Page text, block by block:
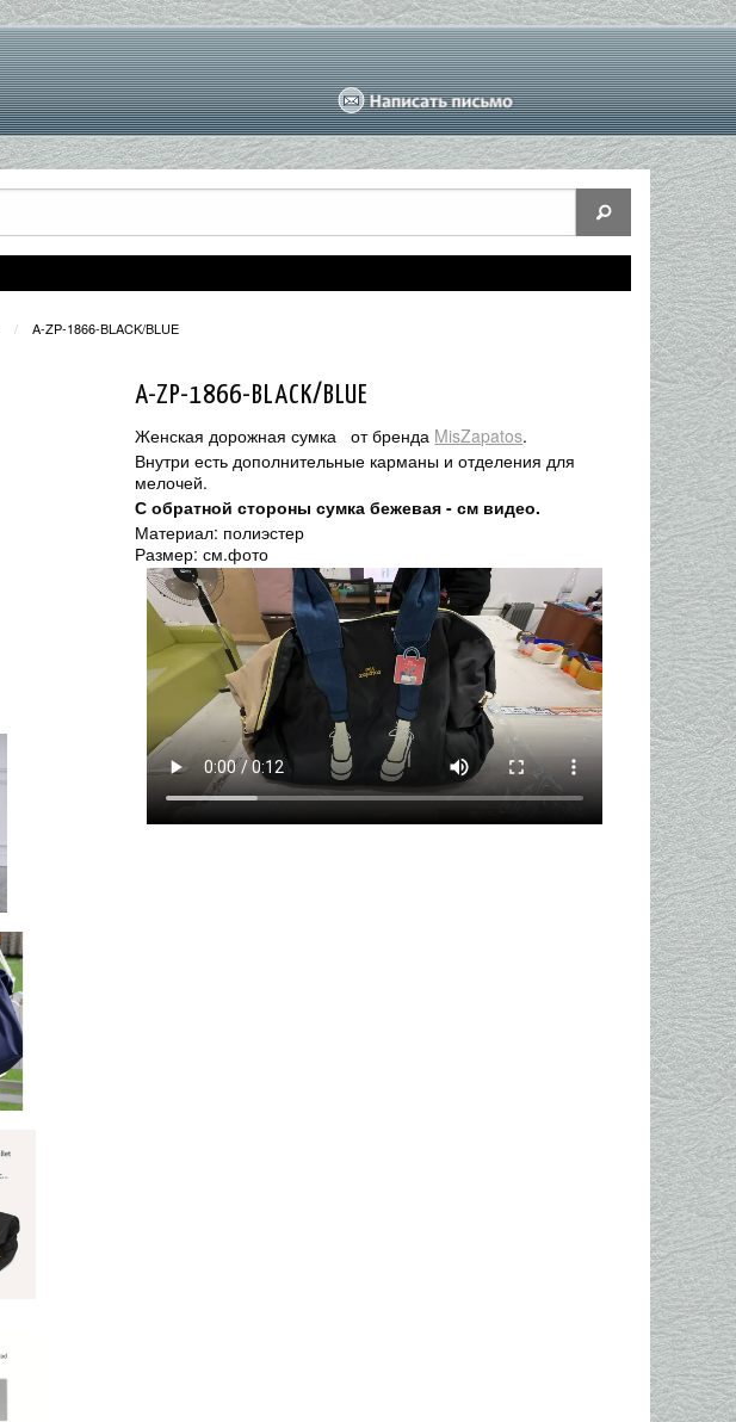
A-ZP-1866-BLACK/BLUE
A-ZP-1866-BLACK/BLUE
Женская дорожная сумка от бренда MisZapatos.
Внутри есть дополнительные карманы и отделения для
мелочей.
С обратной стороны сумка бежевая - см видео.
Материал: полиэстер
Размер: см.фото